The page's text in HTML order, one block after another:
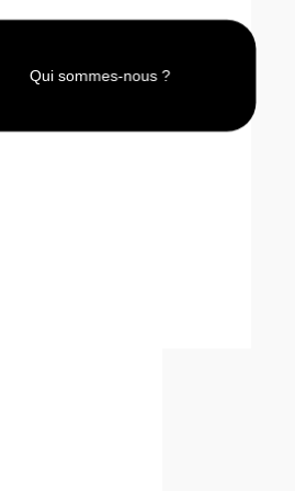
Qui sommes-nous ?